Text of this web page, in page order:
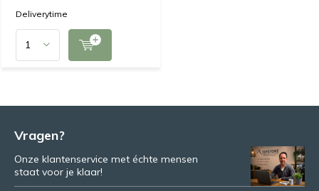
Deliverytime
Vragen?
Onze klantenservice met échte mensen
staat voor je klaar!